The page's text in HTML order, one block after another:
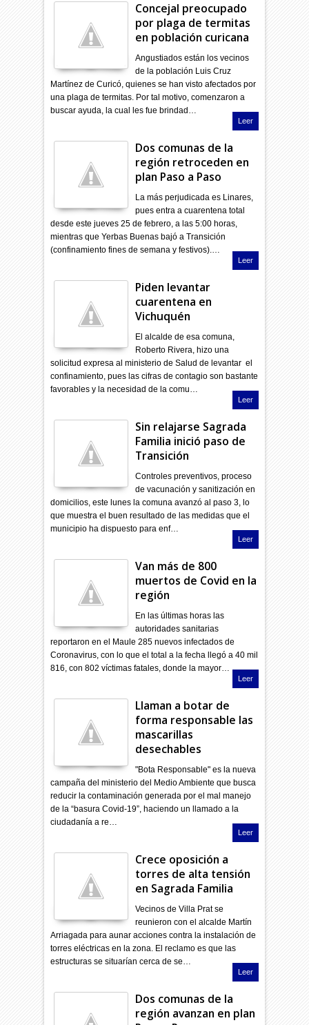
Concejal preocupado
por plaga de termitas
en población curicana
Angustiados están los vecinos
de la población Luis Cruz
Martínez de Curicó, quienes se han visto afectados por
una plaga de termitas. Por tal motivo, comenzaron a
buscar ayuda, la cual les fue brindad…
Leer
Dos comunas de la
región retroceden en
plan Paso a Paso
La más perjudicada es Linares,
pues entra a cuarentena total
desde este jueves 25 de febrero, a las 5:00 horas,
mientras que Yerbas Buenas bajó a Transición
(confinamiento fines de semana y festivos).…
Leer
Piden levantar
cuarentena en
Vichuquén
El alcalde de esa comuna,
Roberto Rivera, hizo una
solicitud expresa al ministerio de Salud de levantar el
confinamiento, pues las cifras de contagio son bastante
favorables y la necesidad de la comu…
Leer
Sin relajarse Sagrada
Familia inició paso de
Transición
Controles preventivos, proceso
de vacunación y sanitización en
domicilios, este lunes la comuna avanzó al paso 3, lo
que muestra el buen resultado de las medidas que el
municipio ha dispuesto para enf…
Leer
Van más de 800
muertos de Covid en la
región
En las últimas horas las
autoridades sanitarias
reportaron en el Maule 285 nuevos infectados de
Coronavirus, con lo que el total a la fecha llegó a 40 mil
816, con 802 víctimas fatales, donde la mayor…
Leer
Llaman a botar de
forma responsable las
mascarillas
desechables
"Bota Responsable" es la nueva
campaña del ministerio del Medio Ambiente que busca
reducir la contaminación generada por el mal manejo
de la “basura Covid-19”, haciendo un llamado a la
ciudadanía a re…
Leer
Crece oposición a
torres de alta tensión
en Sagrada Familia
Vecinos de Villa Prat se
reunieron con el alcalde Martín
Arriagada para aunar acciones contra la instalación de
torres eléctricas en la zona. El reclamo es que las
estructuras se situarían cerca de se…
Leer
Dos comunas de la
región avanzan en plan